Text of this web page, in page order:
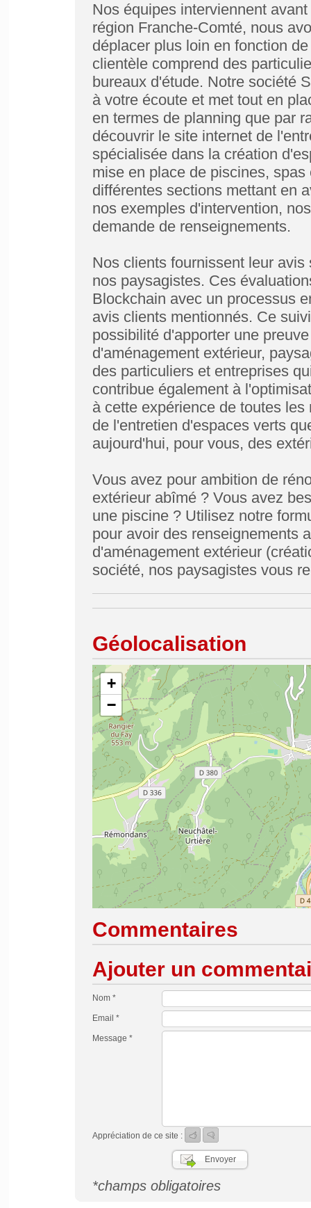
Nos équipes interviennent
région Franche-Comté, nous
déplacer plus loin en fonction
clientèle comprend des
bureaux d'étude. Notre société
à votre écoute et met tout en
en termes de planning que par
découvrir le site internet de
spécialisée dans la création
mise en place de piscines,
différentes sections mettant en
nos exemples d'intervention,
demande de renseignements.
Nos clients fournissent leur
nos paysagistes. Ces
Blockchain avec un processus
avis clients mentionnés. Ce
possibilité d'apporter une
d'aménagement extérieur,
des particuliers et entreprises
contribue également à
à cette expérience de toutes
de l'entretien d'espaces verts
aujourd'hui, pour vous, des
Vous avez pour ambition de
extérieur abîmé ? Vous avez
une piscine ? Utilisez notre
pour avoir des renseignements
d'aménagement extérieur
société, nos paysagistes vous
Géolocalisation
+
−
Commentaires
Ajouter un
Nom *
Email *
Message *
Appréciation de ce site :
*champs obligatoires